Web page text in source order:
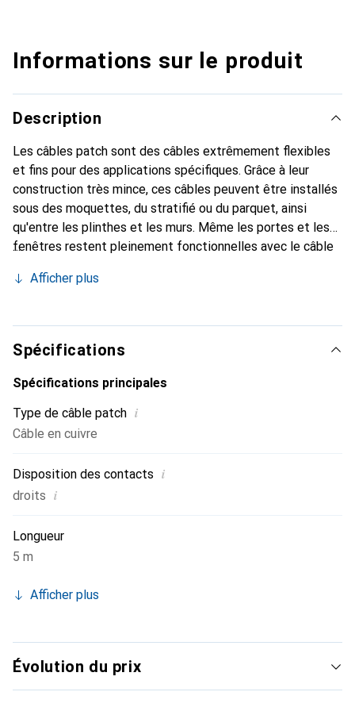
Informations sur le produit
Description
Les câbles patch sont des câbles extrêmement flexibles
et fins pour des applications spécifiques. Grâce à leur
construction très mince, ces câbles peuvent être installés
sous des moquettes, du stratifié ou du parquet, ainsi
qu'entre les plinthes et les murs. Même les portes et les
fenêtres restent pleinement fonctionnelles avec le câble
bruts Cat.7 (600 MHz) et des connecteurs Cat.6A. Pour
indiquer "Cat.6A S/FTP patch cords with 600MHz raw
cable".
Afficher plus
Spécifications
Spécifications principales
Type de câble patch i
Câble en cuivre
Disposition des contacts i
droits i
Longueur
5 m
Afficher plus
Évolution du prix